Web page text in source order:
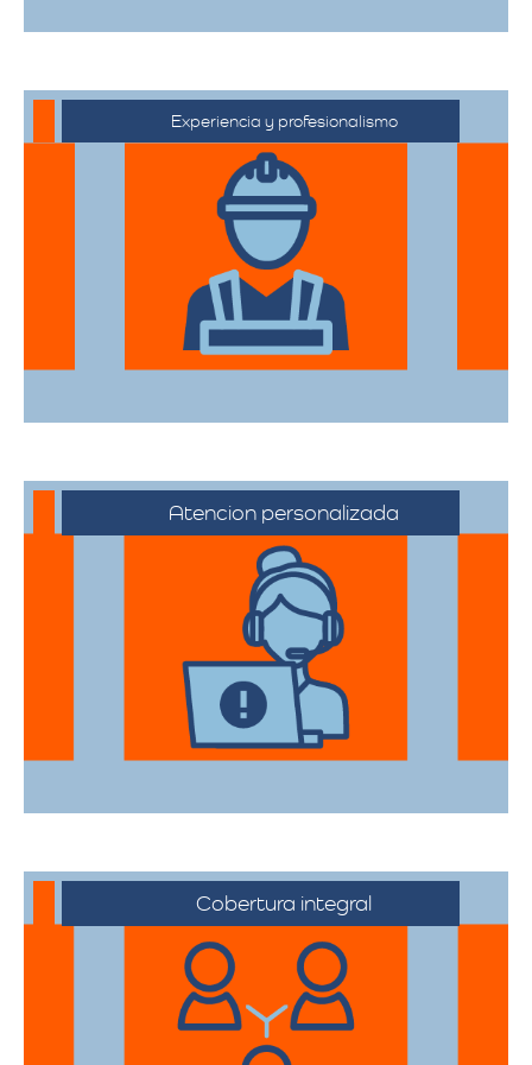
Experiencia y profesionalismo
Contamos con una extensa trayectoria
en el sector de trasteos, ofreciendo un
servicio confiable y de alta calidad.
Atencion personalizada
Nuestros asesores están a su disposición
para acompañarte en cada etapa del
proceso, asegurando que todas sus
necesidades sean atendidas.
Cobertura integral
Ofrecemos servicios de trasteos en toda
la ciudad de Magangué, facilitando su